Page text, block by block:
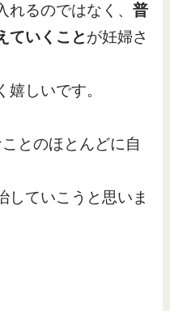
れるのではなく、普
ていくことが妊婦さ
しいです。
とのほとんどに自
していこうと思いま